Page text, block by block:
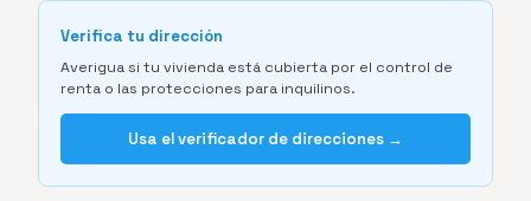
Verifica tu dirección
Averigua si tu vivienda está cubierta por el control de
renta o las protecciones para inquilinos.
Usa el verificador de direcciones →